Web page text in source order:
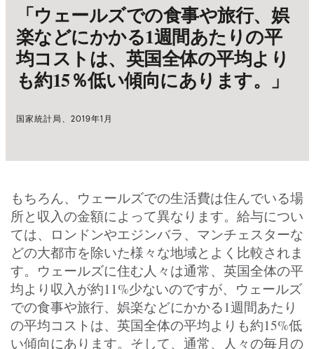
「ウェールズでの食事や旅行、娯
楽などにかかる1週間あたりの平
均コストは、英国全体の平均より
も約15％低い傾向にあります。」
国家統計局、2019年1月
もちろん、ウェールズでの生活費は住んでいる場
所と収入の金額によって異なります。給与につい
ては、ロンドンやエジンバラ、マンチェスターな
どの大都市を除いた様々な地域とよく比較されま
す。ウェールズに住む人々は通常、英国全体の平
均より収入が約11%少ないのですが、ウェールズ
での食事や旅行、娯楽などにかかる1週間あたり
の平均コストは、英国全体の平均よりも約15%低
い傾向にあります。そして、通常、人々の毎月の